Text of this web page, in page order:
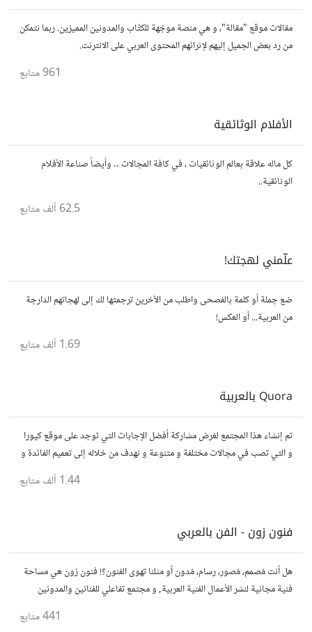
مقالات موقع "مقالة"، و هي منصة موجّهة للكتّاب والمدونين المميزين. ربما نتمكن
من رد بعض الجميل إليهم لإثرائهم المحتوى العربي على الانترنت.
961متابع
الأفلام الوثائقية
كل ماله علاقة بعالم الوثائقيات ، في كافة المجالات .. وأيضاً صناعة الأفلام
الوثائقية..
62.5 ألف متابع
علّمني لهجتك!
ضع جملة أو كلمة بالفصحى واطلب من الآخرين ترجمتها لك إلى لهجاتهم الدارجة
من العربية... أو العكس!
1.69 ألف متابع
Quora بالعربية
تم إنشاء هذا المجتمع لغرض مشاركة أفضل الإجابات التي توجد على موقع كيورا
و التي تصب في مجالات مختلفة و متنوعة و نهدف من خلاله إلى تعميم الفائدة و
1.44 ألف متابع
فنون زون - الفن بالعربي
هل أنت مُصمم، مُصور، رسام، مُدون أو مثلنا تهوى الفنون؟! فنون زون هي مساحة
فنية مجانية لنشر الأعمال الفنية العربية, و مجتمع تفاعلي للفنانين والمدونين
441متابع